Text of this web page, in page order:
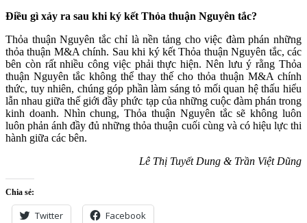
Điều gì xảy ra sau khi ký kết Thỏa thuận Nguyên tắc?
Thỏa thuận Nguyên tắc chỉ là nền tảng cho việc đàm phán những
thỏa thuận M&A chính. Sau khi ký kết Thỏa thuận Nguyên tắc, các
bên còn rất nhiều công việc phải thực hiện. Nên lưu ý rằng Thỏa
thuận Nguyên tắc không thể thay thế cho thỏa thuận M&A chính
thức, tuy nhiên, chúng góp phần làm sáng tỏ mối quan hệ thấu hiểu
lẫn nhau giữa thế giới đầy phức tạp của những cuộc đàm phán trong
kinh doanh. Nhìn chung, Thỏa thuận Nguyên tắc sẽ không luôn
luôn phản ánh đầy đủ những thỏa thuận cuối cùng và có hiệu lực thi
hành giữa các bên.
Lê Thị Tuyết Dung & Trần Việt Dũng
Chia sẻ:
Twitter Facebook